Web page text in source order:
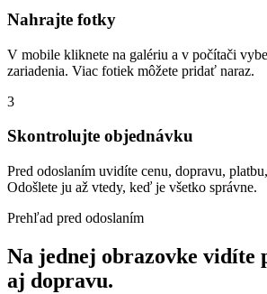
Nahrajte fotky
V mobile kliknete na galériu a v počítači
zariadenia. Viac fotiek môžete pridať naraz.
3
Skontrolujte objednávku
Pred odoslaním uvidíte cenu, dopravu,
Odošlete ju až vtedy, keď je všetko správne.
Prehľad pred odoslaním
Na jednej obrazovke vidíte
aj dopravu.